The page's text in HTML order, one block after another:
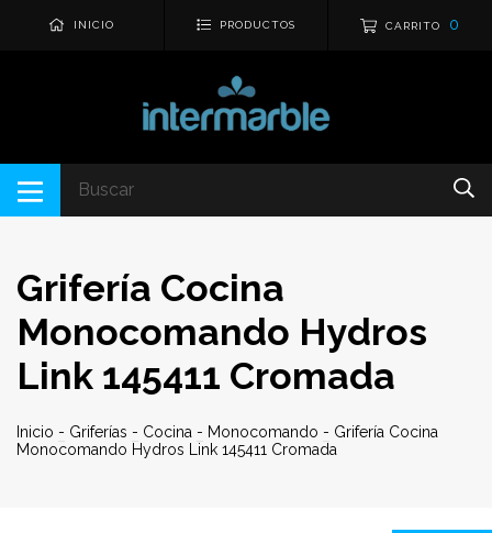
INICIO PRODUCTOS CARRITO 0
Grifería Cocina
Monocomando Hydros
Link 145411 Cromada
Inicio - Griferías - Cocina - Monocomando - Grifería Cocina
Monocomando Hydros Link 145411 Cromada